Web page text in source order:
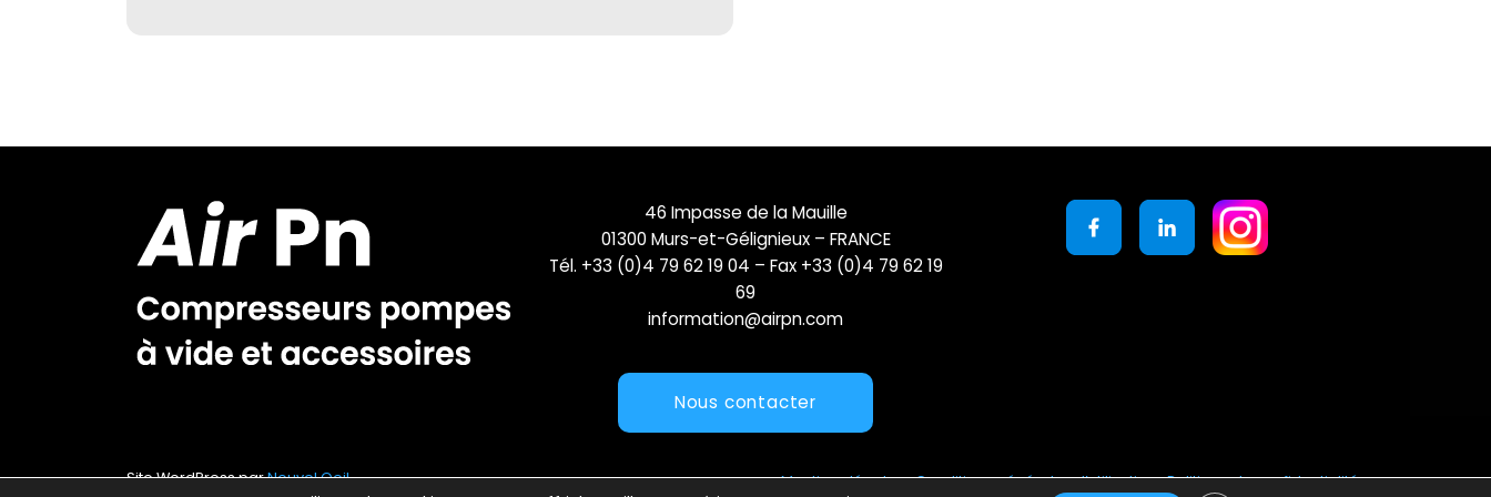
46 Impasse de la Mauille
01300 Murs-et-Gélignieux – FRANCE
Tél. +33 (0)4 79 62 19 04 – Fax +33 (0)4 79 62 19
69
information@airpn.com
Nous contacter
Site WordPress parNouvel Oeil Mentions légales Conditions générales d’utilisation Politique de confidentialité